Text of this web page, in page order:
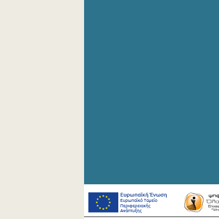
Οκτωβρίου 2018
Σεπτεμβρίου 2018